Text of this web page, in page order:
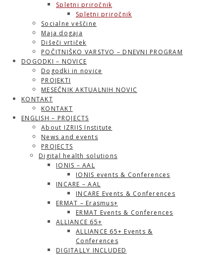
Spletni priročnik
Spletni priročnik
Socialne veščine
Maja dogaja
Dišeči vrtiček
POČITNIŠKO VARSTVO – DNEVNI PROGRAM
DOGODKI – NOVICE
Dogodki in novice
PROJEKTI
MESEČNIK AKTUALNIH NOVIC
KONTAKT
KONTAKT
ENGLISH – PROJECTS
About IZRIIS Institute
News and events
PROJECTS
Digital health solutions
IONIS – AAL
IONIS events & Conferences
INCARE – AAL
INCARE Events & Conferences
ERMAT – Erasmus+
ERMAT Events & Conferences
ALLIANCE 65+
ALLIANCE 65+ Events &
Conferences
DIGITALLY INCLUDED